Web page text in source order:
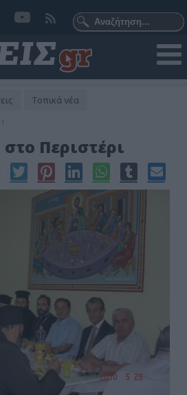
Τοπικά νέα
Περιστέρι